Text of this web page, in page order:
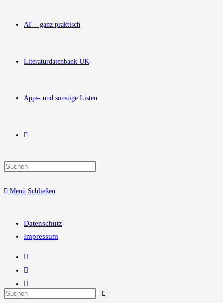
AT – ganz praktisch
Literaturdatenbank UK
Apps- und sonstige Listen
Website-
Suche
Menü Schließen
Datenschutz
Impressum
Diese